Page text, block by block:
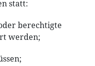
statt:
berechtigte
werden;